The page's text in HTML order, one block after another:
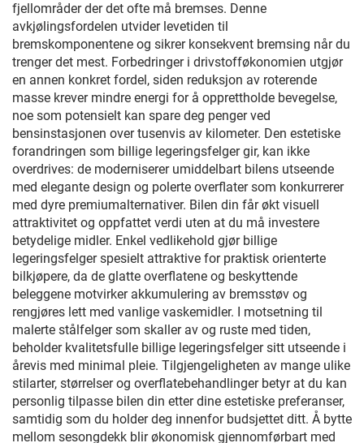
fjellområder der det ofte må bremses. Denne
avkjølingsfordelen utvider levetiden til
bremskomponentene og sikrer konsekvent bremsing når du
trenger det mest. Forbedringer i drivstofføkonomien utgjør
en annen konkret fordel, siden reduksjon av roterende
masse krever mindre energi for å opprettholde bevegelse,
noe som potensielt kan spare deg penger ved
bensinstasjonen over tusenvis av kilometer. Den estetiske
forandringen som billige legeringsfelger gir, kan ikke
overdrives: de moderniserer umiddelbart bilens utseende
med elegante design og polerte overflater som konkurrerer
med dyre premiumalternativer. Bilen din får økt visuell
attraktivitet og oppfattet verdi uten at du må investere
betydelige midler. Enkel vedlikehold gjør billige
legeringsfelger spesielt attraktive for praktisk orienterte
bilkjøpere, da de glatte overflatene og beskyttende
beleggene motvirker akkumulering av bremsstøv og
rengjøres lett med vanlige vaskemidler. I motsetning til
malerte stålfelger som skaller av og ruste med tiden,
beholder kvalitetsfulle billige legeringsfelger sitt utseende i
årevis med minimal pleie. Tilgjengeligheten av mange ulike
stilarter, størrelser og overflatebehandlinger betyr at du kan
personlig tilpasse bilen din etter dine estetiske preferanser,
samtidig som du holder deg innenfor budsjettet ditt. Å bytte
mellom sesongdekk blir økonomisk gjennomførbart med